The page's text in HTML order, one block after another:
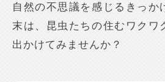
自然の不思議を感じるきっか
末は、昆虫たちの住むワクワ
出かけてみませんか？